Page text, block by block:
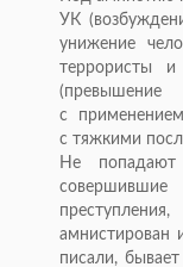
УК
унижение
террористы и
с
с тяжкими
Не
амнистирован
писали,